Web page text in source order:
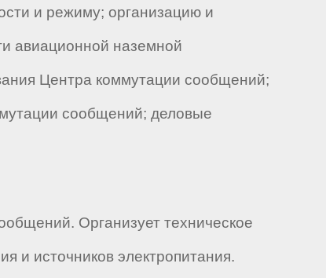
и режиму; организацию и
авиационной наземной
Центра коммутации сообщений;
сообщений; деловые
Организует техническое
и источников электропитания.